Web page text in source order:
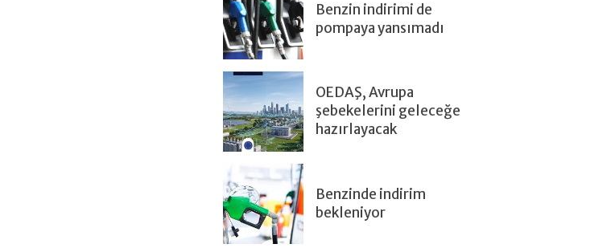
Benzin indirimi de
pompaya yansımadı
OEDAŞ, Avrupa
şebekelerini geleceğe
hazırlayacak
Benzinde indirim
bekleniyor